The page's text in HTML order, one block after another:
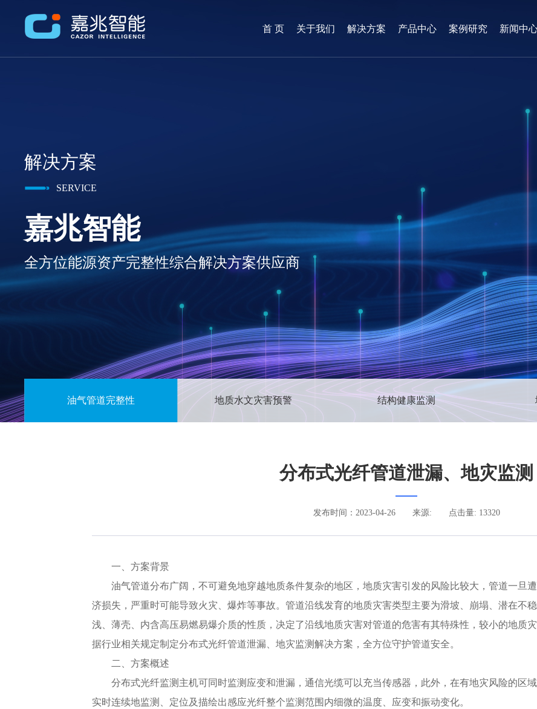
首 页 关于我们 解决方案 产品中心 案例研究 新闻中
解决方案
SERVICE
嘉兆智能
全方位能源资产完整性综合解决方案供应商
油气管道完整性 地质水文灾害预警 结构健康监测
分布式光纤管道泄漏、地灾监测
发布时间：2023-04-26 来源: 点击量: 13320
一、方案背景
油气管道分布广阔，不可避免地穿越地质条件复杂的地区，地质灾害引发的风险比较大，管道一旦
济损失，严重时可能导致火灾、爆炸等事故。管道沿线发育的地质灾害类型主要为滑坡、崩塌、潜在不
浅、薄壳、内含高压易燃易爆介质的性质，决定了沿线地质灾害对管道的危害有其特殊性，较小的地质
据行业相关规定制定分布式光纤管道泄漏、地灾监测解决方案，全方位守护管道安全。
二、方案概述
分布式光纤监测主机可同时监测应变和泄漏，通信光缆可以充当传感器，此外，在有地灾风险的区
实时连续地监测、定位及描绘出感应光纤整个监测范围内细微的温度、应变和振动变化。